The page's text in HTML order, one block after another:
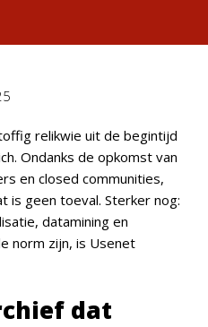
relikwie uit de begintijd
Ondanks de opkomst van
en closed communities,
is geen toeval. Sterker nog:
datamining en
norm zijn, is Usenet
dat